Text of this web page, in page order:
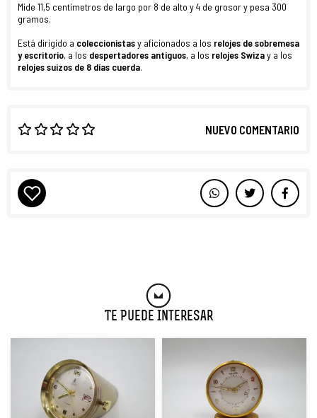
Mide 11,5 centímetros de largo por 8 de alto y 4 de grosor y pesa 300
gramos.
Está dirigido a coleccionistasy aficionados a los relojes de sobremesa
y escritorio, a los despertadores antiguos, a los relojes Swizay a los
relojes suizos de 8 días cuerda.
NUEVO COMENTARIO
Te Puede Interesar